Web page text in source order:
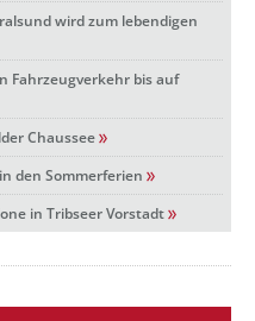
wird zum lebendigen
Fahrzeugverkehr bis auf
Chaussee
den Sommerferien
in Tribseer Vorstadt